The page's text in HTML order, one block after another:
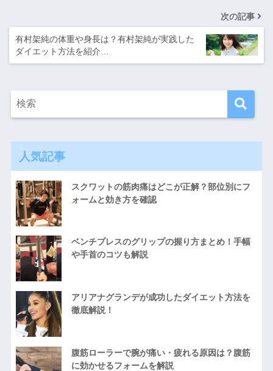
次の記事
有村架純の体重や身長は？有村架純が実践した
ダイエット方法を紹介…
人気記事
スクワットの筋肉痛はどこが正解？部位別にフ
ォームと効き方を確認
ベンチプレスのグリップの握り方まとめ！手幅
や手首のコツも解説
アリアナグランデが成功したダイエット方法を
徹底解説！
腹筋ローラーで腕が痛い・疲れる原因は？腹筋
に効かせるフォームを解説